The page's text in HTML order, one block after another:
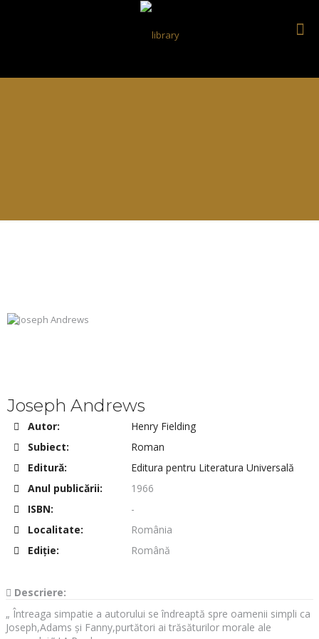
Joseph Andrews
Autor:
Henry Fielding
Subiect:
Roman
Editură:
Editura pentru Literatura Universală
Anul publicării:
1966
ISBN:
-
Localitate:
România
Ediţie:
Română
Descriere:
„ Întreaga simpatie a autorului se îndreaptă spre oamenii simpli ca
Joseph,Adams și Fanny,purtători ai trăsăturilor morale ale